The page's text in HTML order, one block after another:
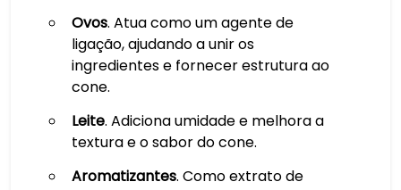
Ovos. Atua como um agente de
ligação, ajudando a unir os
ingredientes e fornecer estrutura ao
cone.
Leite. Adiciona umidade e melhora a
textura e o sabor do cone.
Aromatizantes. Como extrato de